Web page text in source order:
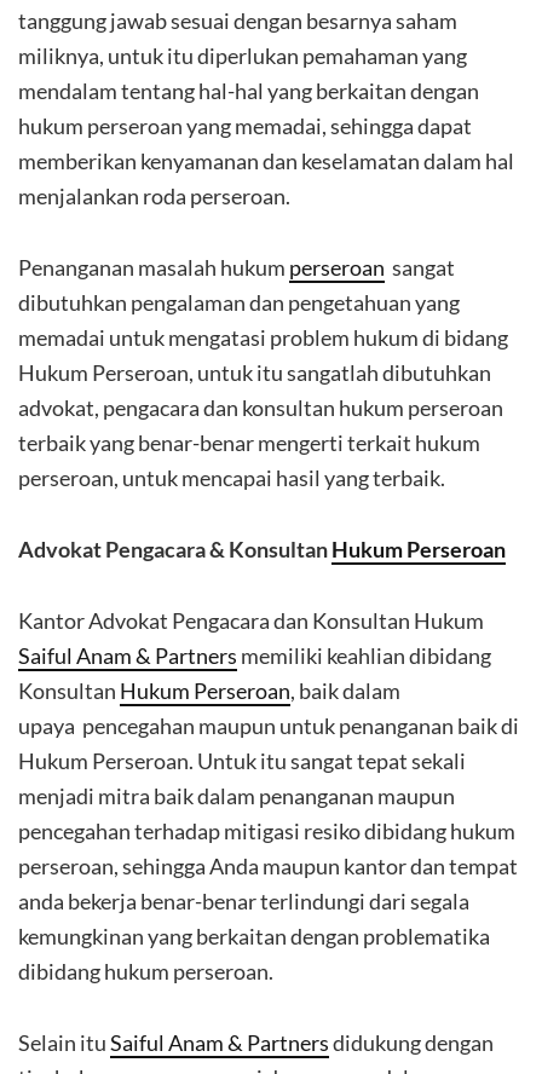
tanggung jawab sesuai dengan besarnya saham
miliknya, untuk itu diperlukan pemahaman yang
mendalam tentang hal-hal yang berkaitan dengan
hukum perseroan yang memadai, sehingga dapat
memberikan kenyamanan dan keselamatan dalam hal
menjalankan roda perseroan.
Penanganan masalah hukum perseroan sangat
dibutuhkan pengalaman dan pengetahuan yang
memadai untuk mengatasi problem hukum di bidang
Hukum Perseroan, untuk itu sangatlah dibutuhkan
advokat, pengacara dan konsultan hukum perseroan
terbaik yang benar-benar mengerti terkait hukum
perseroan, untuk mencapai hasil yang terbaik.
Advokat Pengacara & KonsultanHukum Perseroan
Kantor Advokat Pengacara dan Konsultan Hukum
Saiful Anam & Partners memiliki keahlian dibidang
Konsultan Hukum Perseroan, baik dalam
upaya pencegahan maupun untuk penanganan baik di
Hukum Perseroan. Untuk itu sangat tepat sekali
menjadi mitra baik dalam penanganan maupun
pencegahan terhadap mitigasi resiko dibidang hukum
perseroan, sehingga Anda maupun kantor dan tempat
anda bekerja benar-benar terlindungi dari segala
kemungkinan yang berkaitan dengan problematika
dibidang hukum perseroan.
Selain ituSaiful Anam & Partnersdidukung dengan